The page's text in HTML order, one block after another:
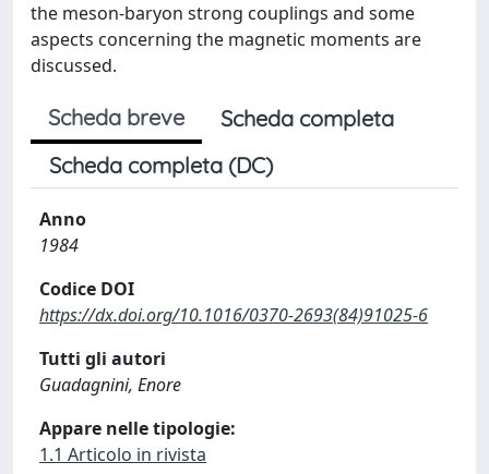
the meson-baryon strong couplings and some
aspects concerning the magnetic moments are
discussed.
Scheda breve
Scheda completa
Scheda completa (DC)
Anno
1984
Codice DOI
https://dx.doi.org/10.1016/0370-2693(84)91025-6
Tutti gli autori
Guadagnini, Enore
Appare nelle tipologie:
1.1 Articolo in rivista